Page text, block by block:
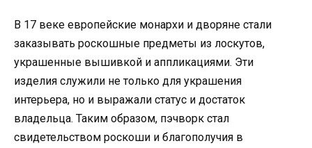
В 17 веке европейские монархи и дворяне стали
заказывать роскошные предметы из лоскутов,
украшенные вышивкой и аппликациями. Эти
изделия служили не только для украшения
интерьера, но и выражали статус и достаток
владельца. Таким образом, пэчворк стал
свидетельством роскоши и благополучия в